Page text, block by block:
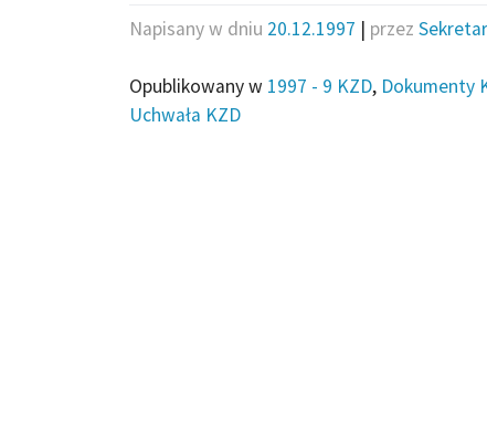
Napisany w dniu 20.12.1997 | przez
Opublikowany w 1997 - 9 KZD, Dokumenty
Uchwała KZD